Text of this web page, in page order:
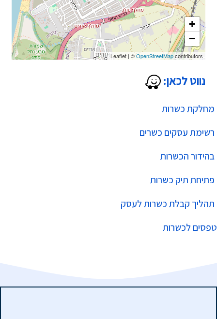
מחלקת כשרות
רשימת עסקים כשרים
בהידור הכשרות
פתיחת תיק כשרות
תהליך קבלת כשרות לעסק
טפסים לכשרות
+
−
Leaflet | ©OpenStreetMapcontributors
נווט לכאן: